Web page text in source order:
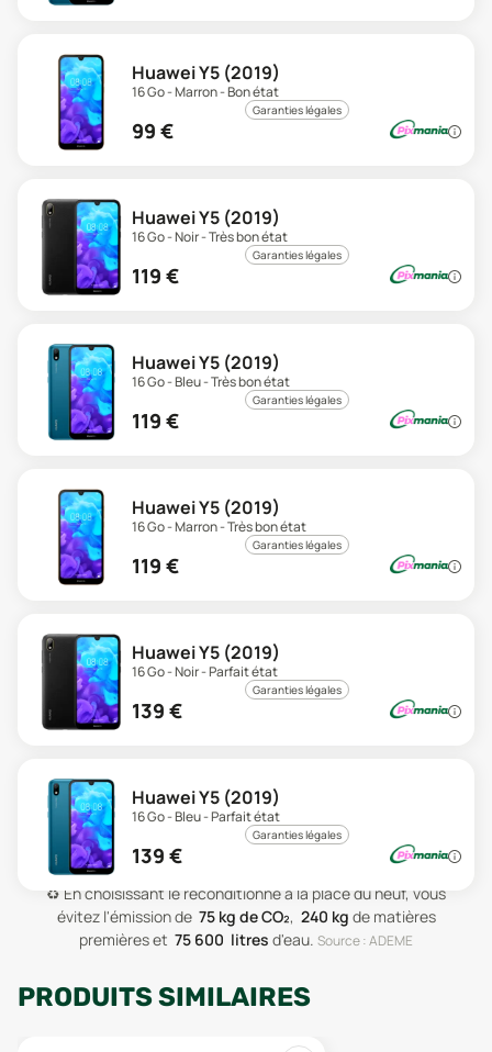
Huawei Y5 (2019)
16 Go - Marron - Bon état
Garanties légales
99 €
Huawei Y5 (2019)
16 Go - Noir - Très bon état
Garanties légales
119 €
Huawei Y5 (2019)
16 Go - Bleu - Très bon état
Garanties légales
119 €
Huawei Y5 (2019)
16 Go - Marron - Très bon état
Garanties légales
119 €
Huawei Y5 (2019)
16 Go - Noir - Parfait état
Garanties légales
139 €
Huawei Y5 (2019)
16 Go - Bleu - Parfait état
Garanties légales
139 €
♻️ En choisissant le reconditionné à la place du neuf, vous
évitez l'émission de 75 kg de CO₂, 240 kg de matières
premièreset 75 600 litres d'eau. Source : ADEME
PRODUITS SIMILAIRES